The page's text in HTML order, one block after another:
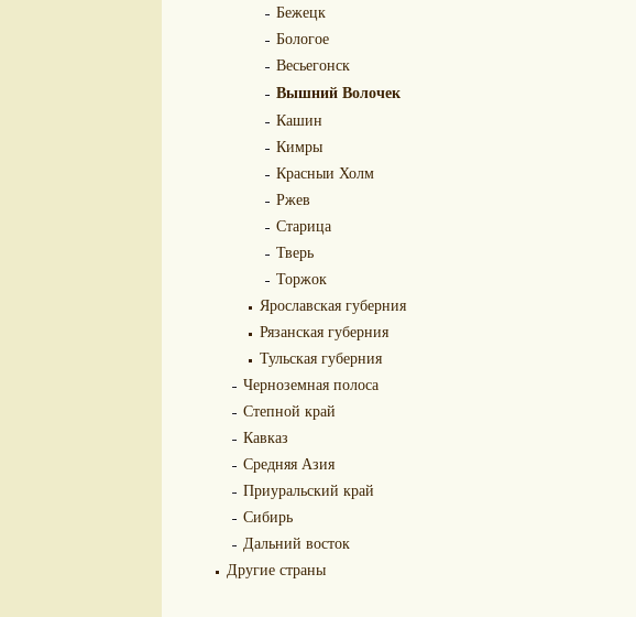
Бежецк
Бологое
Весьегонск
Вышний Волочек
Кашин
Кимры
Красныи Холм
Ржев
Старица
Тверь
Торжок
Ярославская губерния
Рязанская губерния
Тульская губерния
Черноземная полоса
Степной край
Кавказ
Средняя Азия
Приуральский край
Сибирь
Дальний восток
Другие страны